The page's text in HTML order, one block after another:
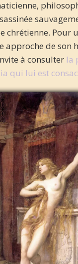
chrétienne. Pour
approche de son
à consulter la
qui lui est